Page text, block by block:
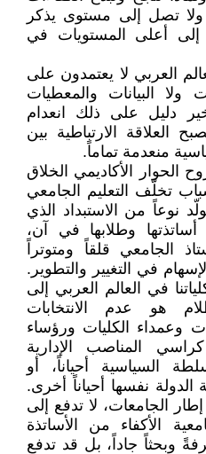
ولا تصل إلى مستوى يذكر
أعلى المستويات في
العربي لا يعتمدون على
ولا البيانات والمعطيات
دليل على ذلك انعدام
العلاقة الارتباطية بين
منعدمة تماماً.
الحوار الأكاديمي الخلاق
تخلّف التعليم الجامعي
نوعاً من الاستبداد الذي
وطلابها في آن،
الجامعي قلقاً ومتوتراً
في التغيير والتطوير.
في العالم العربي إلى
هو عدم الانتخابات
وعمداء الكليات ورؤساء
المناصب الإدارية
السياسية أحياناً، أو
الدولة نفسها أحياناً أخرى.
الجامعات، لا تدفع إلى
الأكفاء من الأساتذة
وبحثاً جاداً، بل قد تدفع